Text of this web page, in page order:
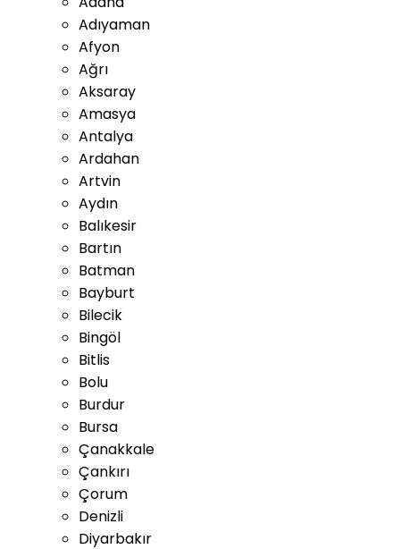
Adıyaman
Afyon
Ağrı
Aksaray
Amasya
Antalya
Ardahan
Artvin
Aydın
Balıkesir
Bartın
Batman
Bayburt
Bilecik
Bingöl
Bitlis
Bolu
Burdur
Bursa
Çanakkale
Çankırı
Çorum
Denizli
Diyarbakır